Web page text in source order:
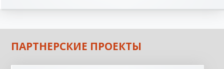
ПАРТНЕРСКИЕ ПРОЕКТЫ